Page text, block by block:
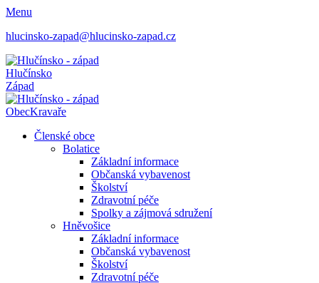
Menu
hlucinsko-zapad@hlucinsko-zapad.cz
Hlučínsko
Západ
ObecKravaře
Členské obce
Bolatice
Základní informace
Občanská vybavenost
Školství
Zdravotní péče
Spolky a zájmová sdružení
Hněvošice
Základní informace
Občanská vybavenost
Školství
Zdravotní péče